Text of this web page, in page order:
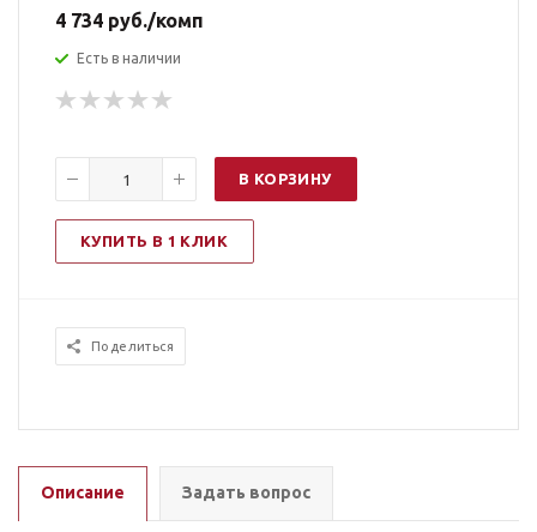
4 734 руб./комп
Есть в наличии
В КОРЗИНУ
КУПИТЬ В 1 КЛИК
Поделиться
Описание Задать вопрос